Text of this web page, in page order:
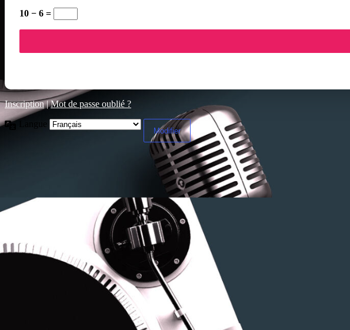
10 − 6 =
Inscription|Mot de passe oublié ?
Langue